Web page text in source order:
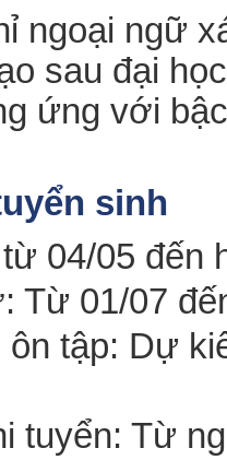
ngoại ngữ
sau đại
ứng với
sinh
04/05 đến
Từ 01/07
tập: Dự
tuyển: Từ